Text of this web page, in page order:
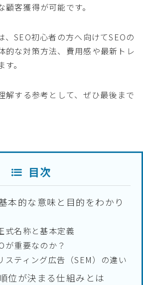
客獲得が可能です。
、SEO初心者の方へ向けてSEOの
的な対策方法、費用感や最新トレ
。
解する参考として、ぜひ最後まで
目次
本的な意味と目的をわかり
式名称と基本定義
が重要なのか？
スティング広告（SEM）の違い
位が決まる仕組みとは